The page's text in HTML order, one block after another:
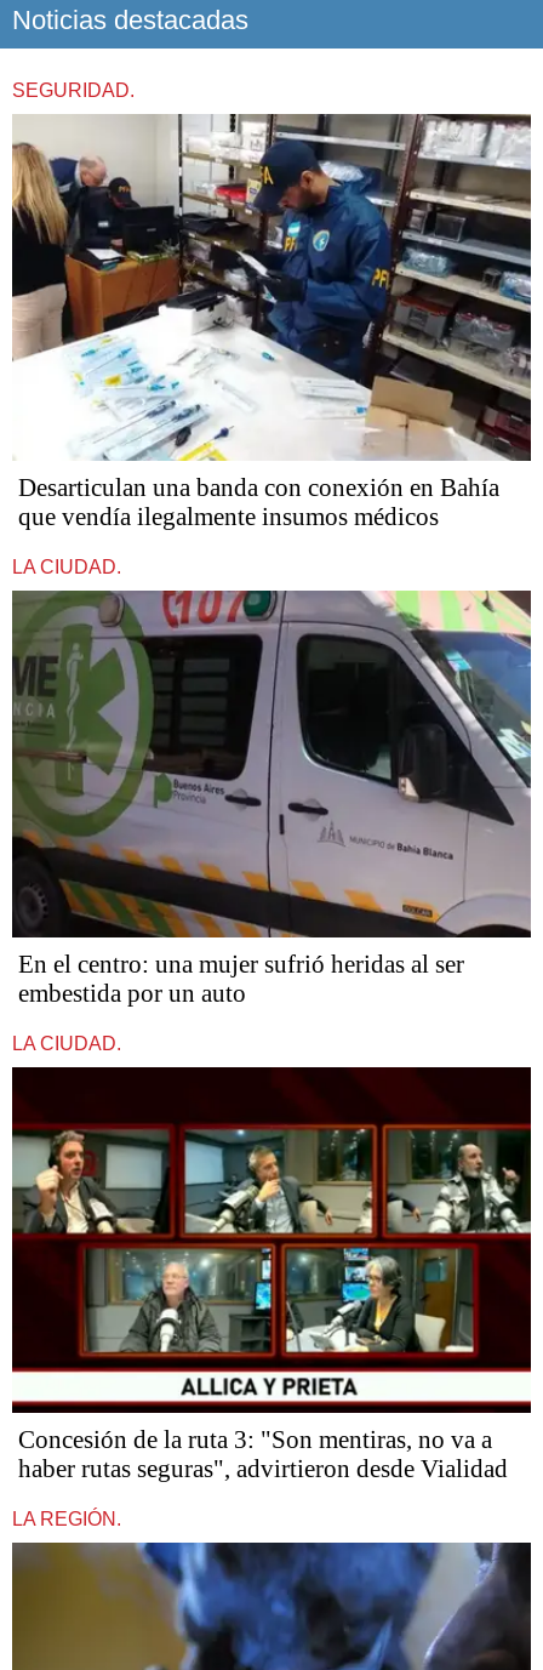
Noticias destacadas
SEGURIDAD.
Desarticulan una banda con conexión en Bahía
que vendía ilegalmente insumos médicos
LA CIUDAD.
En el centro: una mujer sufrió heridas al ser
embestida por un auto
LA CIUDAD.
Concesión de la ruta 3: "Son mentiras, no va a
haber rutas seguras", advirtieron desde Vialidad
LA REGIÓN.